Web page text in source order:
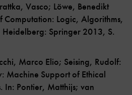
Vasco; Löwe, Benedikt
Computation: Logic, Algorithms,
Springer 2013, S.
Marco Elio; Seising, Rudolf:
Machine Support of Ethical
In: Pontier, Matthijs; van